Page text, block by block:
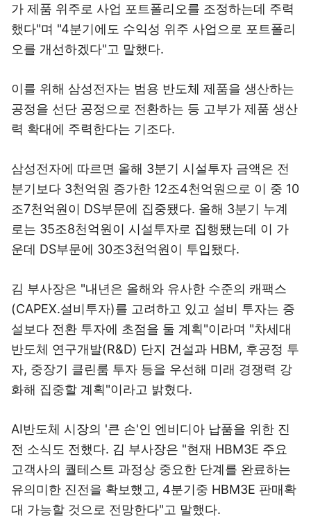
가 제품 위주로 사업 포트폴리오를 조정하는데 주력
했다"며 "4분기에도 수익성 위주 사업으로 포트폴리
오를 개선하겠다"고 말했다.
이를 위해 삼성전자는 범용 반도체 제품을 생산하는
공정을 선단 공정으로 전환하는 등 고부가 제품 생산
력 확대에 주력한다는 기조다.
삼성전자에 따르면 올해 3분기 시설투자 금액은 전
분기보다 3천억원 증가한 12조4천억원으로 이 중 10
조7천억원이 DS부문에 집중됐다. 올해 3분기 누계
로는 35조8천억원이 시설투자로 집행됐는데 이 가
운데 DS부문에 30조3천억원이 투입됐다.
김 부사장은 "내년은 올해와 유사한 수준의 캐팩스
(CAPEX.설비투자)를 고려하고 있고 설비 투자는 증
설보다 전환 투자에 초점을 둘 계획"이라며 "차세대
반도체 연구개발(R&D) 단지 건설과 HBM, 후공정 투
자, 중장기 클린룸 투자 등을 우선해 미래 경쟁력 강
화해 집중할 계획"이라고 밝혔다.
AI반도체 시장의 '큰 손'인 엔비디아 납품을 위한 진
전 소식도 전했다. 김 부사장은 "현재 HBM3E 주요
고객사의 퀄테스트 과정상 중요한 단계를 완료하는
유의미한 진전을 확보했고, 4분기중 HBM3E 판매확
대 가능할 것으로 전망한다"고 말했다.